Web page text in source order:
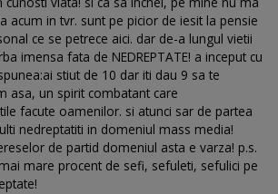
acum in tvr. sunt pe picior de iesit la pensie
ce se petrece aici. dar de-a lungul vietii
imensa fata de NEDREPTATE! a inceput cu
stiut de 10 dar iti dau 9 sa te
asa, un spirit combatant care
facute oamenilor. si atunci sar de partea
nedreptatiti in domeniul mass media!
de partid domeniul asta e varza! p.s.
mare procent de sefi, sefuleti, sefulici pe